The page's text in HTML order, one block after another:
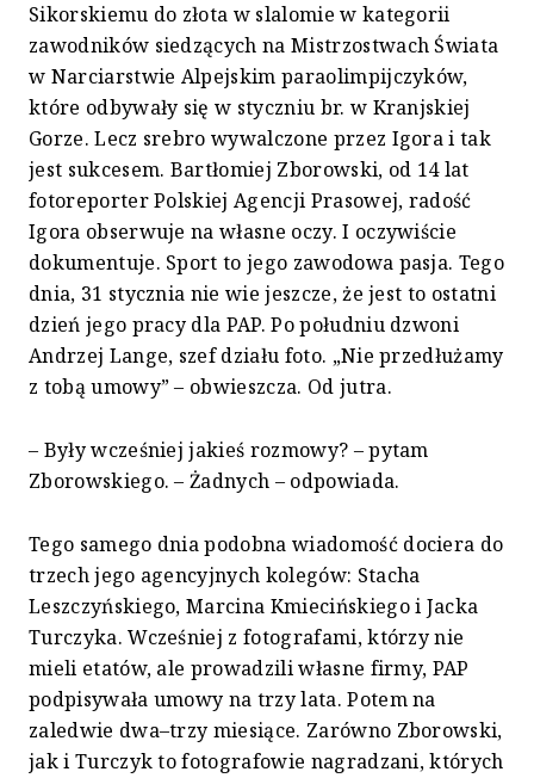
Sikorskiemu do złota w slalomie w kategorii
zawodników siedzących na Mistrzostwach Świata
w Narciarstwie Alpejskim paraolimpijczyków,
które odbywały się w styczniu br. w Kranjskiej
Gorze. Lecz srebro wywalczone przez Igora i tak
jest sukcesem. Bartłomiej Zborowski, od 14 lat
fotoreporter Polskiej Agencji Prasowej, radość
Igora obserwuje na własne oczy. I oczywiście
dokumentuje. Sport to jego zawodowa pasja. Tego
dnia, 31 stycznia nie wie jeszcze, że jest to ostatni
dzień jego pracy dla PAP. Po południu dzwoni
Andrzej Lange, szef działu foto. „Nie przedłużamy
z tobą umowy” – obwieszcza. Od jutra.
– Były wcześniej jakieś rozmowy? – pytam
Zborowskiego. – Żadnych – odpowiada.
Tego samego dnia podobna wiadomość dociera do
trzech jego agencyjnych kolegów: Stacha
Leszczyńskiego, Marcina Kmiecińskiego i Jacka
Turczyka. Wcześniej z fotografami, którzy nie
mieli etatów, ale prowadzili własne firmy, PAP
podpisywała umowy na trzy lata. Potem na
zaledwie dwa–trzy miesiące. Zarówno Zborowski,
jak i Turczyk to fotografowie nagradzani, których